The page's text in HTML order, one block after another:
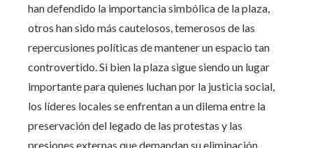
han defendido la importancia simbólica de la plaza,
otros han sido más cautelosos, temerosos de las
repercusiones políticas de mantener un espacio tan
controvertido. Si bien la plaza sigue siendo un lugar
importante para quienes luchan por la justicia social,
los líderes locales se enfrentan a un dilema entre la
preservación del legado de las protestas y las
presiones externas que demandan su eliminación.